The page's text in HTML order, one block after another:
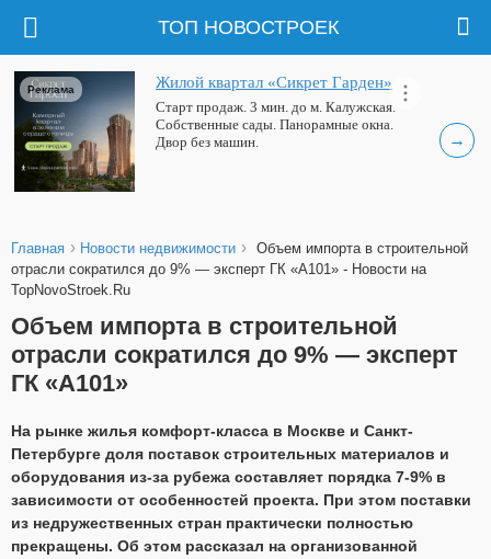
ТОП НОВОСТРОЕК
→
Жилой квартал «Сикрет Гарден»
Старт продаж. 3 мин. до м. Калужская.
Собственные сады. Панорамные окна.
Двор без машин.
Реклама
Главная › Новости недвижимости › Объем импорта в строительной
отрасли сократился до 9% — эксперт ГК «А101» - Новости на
TopNovoStroek.Ru
Объем импорта в строительной
отрасли сократился до 9% — эксперт
ГК «А101»
На рынке жилья комфорт-класса в Москве и Санкт-
Петербурге доля поставок строительных материалов и
оборудования из-за рубежа составляет порядка 7-9% в
зависимости от особенностей проекта. При этом поставки
из недружественных стран практически полностью
прекращены. Об этом рассказал на организованной